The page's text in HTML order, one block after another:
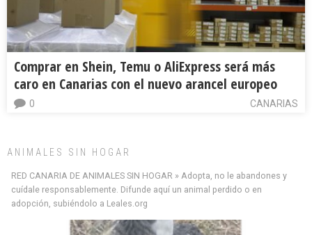
Comprar en Shein, Temu o AliExpress será más
caro en Canarias con el nuevo arancel europeo
CANARIAS
0
ANIMALES SIN HOGAR
RED CANARIA DE ANIMALES SIN HOGAR » Adopta, no le abandones y
cuídale responsablemente. Difunde aquí un animal perdido o en
adopción, subiéndolo a Leales.org
Minni desaparecido
redes sociales c...